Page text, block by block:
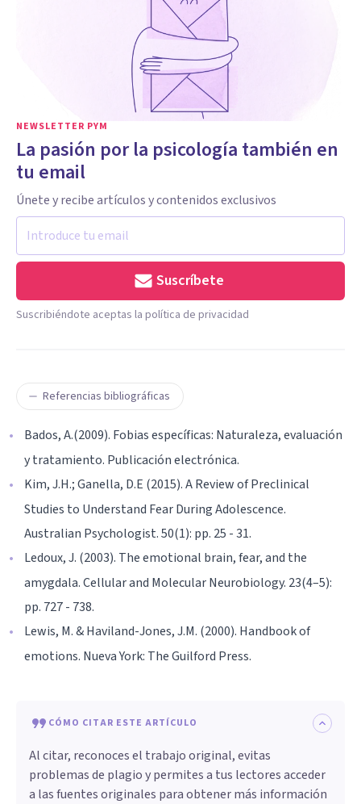
NEWSLETTER PYM
La pasión por la psicología también en
tu email
Únete y recibe artículos y contenidos exclusivos
Suscríbete
Suscribiéndote aceptas la política de privacidad
Referencias bibliográficas
Bados, A.(2009). Fobias específicas: Naturaleza, evaluación
y tratamiento. Publicación electrónica.
Kim, J.H.; Ganella, D.E (2015). A Review of Preclinical
Studies to Understand Fear During Adolescence.
Australian Psychologist. 50(1): pp. 25 - 31.
Ledoux, J. (2003). The emotional brain, fear, and the
amygdala. Cellular and Molecular Neurobiology. 23(4–5):
pp. 727 - 738.
Lewis, M. & Haviland-Jones, J.M. (2000). Handbook of
emotions. Nueva York: The Guilford Press.
CÓMO CITAR ESTE ARTÍCULO
Al citar, reconoces el trabajo original, evitas
problemas de plagio y permites a tus lectores acceder
a las fuentes originales para obtener más información